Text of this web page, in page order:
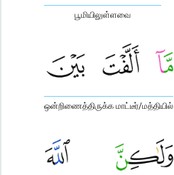
பூமியிலுள்ளவை
ஒன்றிணைத்திருக்க மாட்டீர்/மத்தியில்